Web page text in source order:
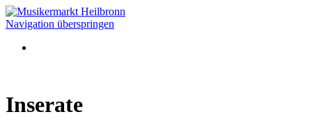
Navigation überspringen
Inserate